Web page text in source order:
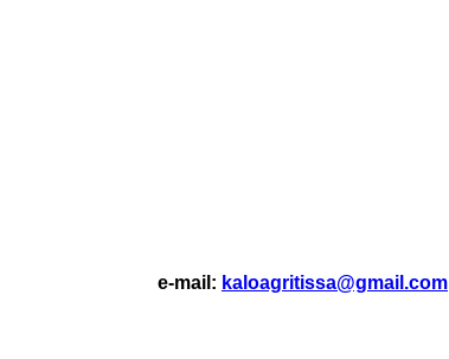
e-mail: kaloagritissa@gmail.com